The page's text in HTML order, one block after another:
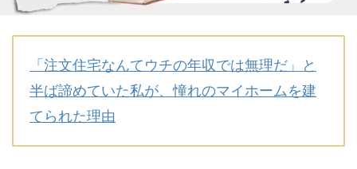
「注文住宅なんてウチの年収では無理だ」と
半ば諦めていた私が、憧れのマイホームを建
てられた理由